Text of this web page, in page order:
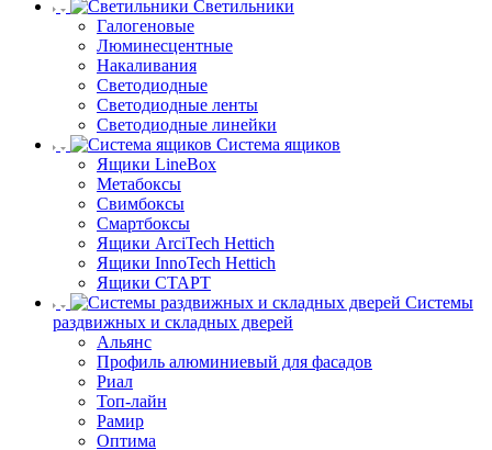
Светильники
Галогеновые
Люминесцентные
Накаливания
Светодиодные
Светодиодные ленты
Светодиодные линейки
Система ящиков
Ящики LineBox
Метабоксы
Свимбоксы
Смартбоксы
Ящики ArciTech Hettich
Ящики InnoTech Hettich
Ящики СТАРТ
Системы
раздвижных и складных дверей
Альянс
Профиль алюминиевый для фасадов
Риал
Топ-лайн
Рамир
Оптима